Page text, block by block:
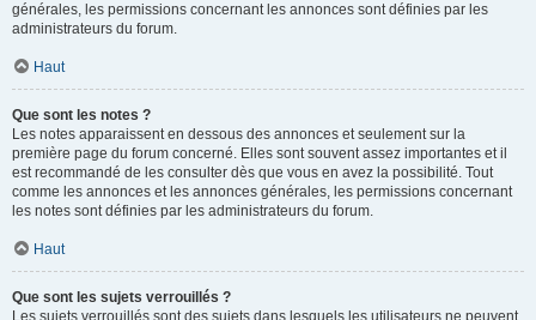
générales, les permissions concernant les annonces sont définies par les
administrateurs du forum.
Haut
Que sont les notes ?
Les notes apparaissent en dessous des annonces et seulement sur la
première page du forum concerné. Elles sont souvent assez importantes et il
est recommandé de les consulter dès que vous en avez la possibilité. Tout
comme les annonces et les annonces générales, les permissions concernant
les notes sont définies par les administrateurs du forum.
Haut
Que sont les sujets verrouillés ?
Les sujets verrouillés sont des sujets dans lesquels les utilisateurs ne peuvent